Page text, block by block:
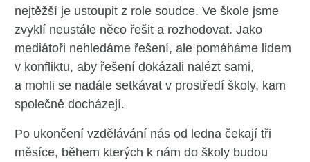
nejtěžší je ustoupit z role soudce. Ve škole jsme
zvyklí neustále něco řešit a rozhodovat. Jako
mediátoři nehledáme řešení, ale pomáháme lidem
v konfliktu, aby řešení dokázali nalézt sami,
a mohli se nadále setkávat v prostředí školy, kam
společně docházejí.
Po ukončení vzdělávání nás od ledna čekají tři
měsíce, během kterých k nám do školy budou